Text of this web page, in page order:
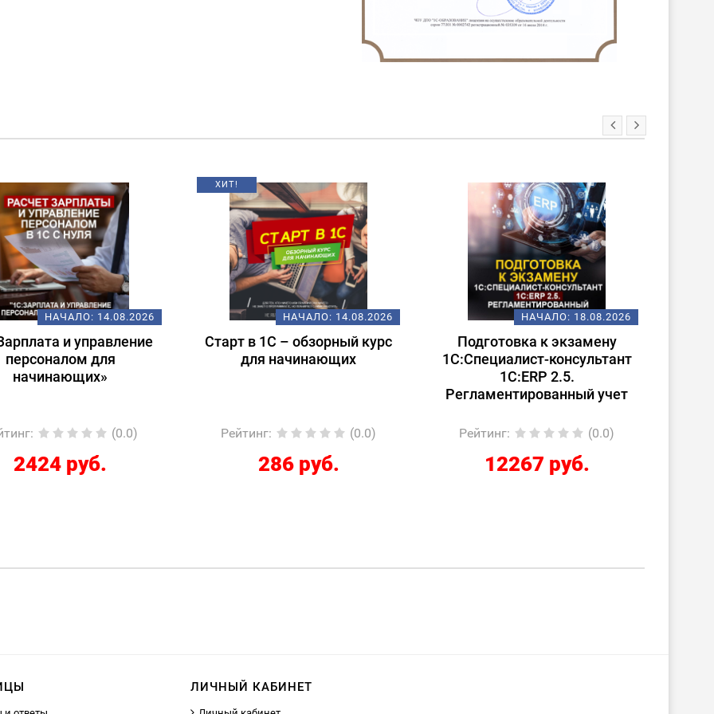
НАЧАЛО:14.08.2026
в 1С – обзорный курс
для начинающих
: (0.0)
286 руб.
НАЧАЛО:18.08.2026
Подготовка к экзамену
1С:Специалист-консультант
Рейтинг: (0.0)
12267 руб.
НОВИНКА
ХИТ!
НАЧАЛО:18.08.2026
Электронные перевозочные
документы в 1С: от теории к
практике
Рейтинг: (0.0)
2210 руб.
ЛИЧНЫЙ КАБИНЕТ